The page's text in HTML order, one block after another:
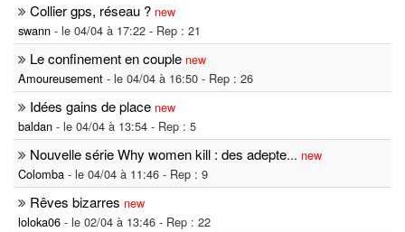
Collier gps, réseau ? new
swann - le 04/04 à 17:22 - Rep : 21
Le confinement en couple new
Amoureusement - le 04/04 à 16:50 - Rep : 26
Idées gains de place new
baldan - le 04/04 à 13:54 - Rep : 5
Nouvelle série Why women kill : des adepte... new
Colomba - le 04/04 à 11:46 - Rep : 9
Rêves bizarres new
loloka06 - le 02/04 à 13:46 - Rep : 22